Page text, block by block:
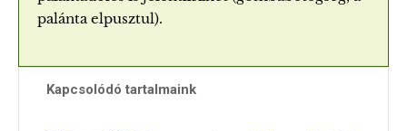
palánta elpusztul).
Kapcsolódó tartalmaink